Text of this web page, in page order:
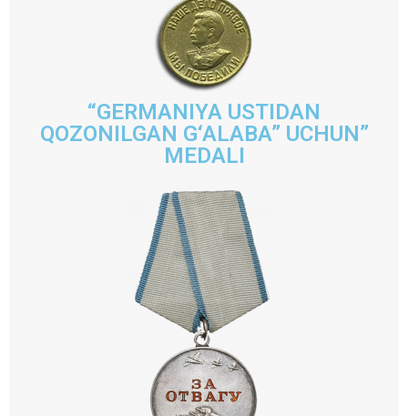
“GERMANIYA USTIDAN
QOZONILGAN G‘ALABA” UCHUN”
MEDALI